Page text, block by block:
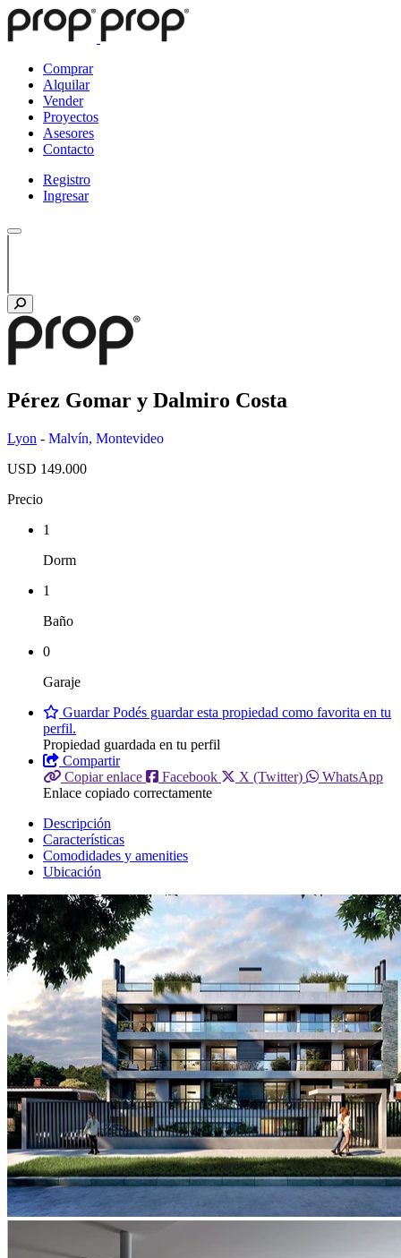
Comprar
Alquilar
Vender
Proyectos
Asesores
Contacto
Registro
Ingresar
Pérez Gomar y Dalmiro Costa
Lyon - Malvín, Montevideo
USD 149.000
Precio
1
Dorm
1
Baño
0
Garaje
GuardarPodés guardar esta propiedad como favorita en tu
perfil.
Propiedad guardada en tu perfil
Compartir
Copiar enlace
Facebook X (Twitter)
WhatsApp
Enlace copiado correctamente
Descripción
Características
Comodidades y amenities
Ubicación